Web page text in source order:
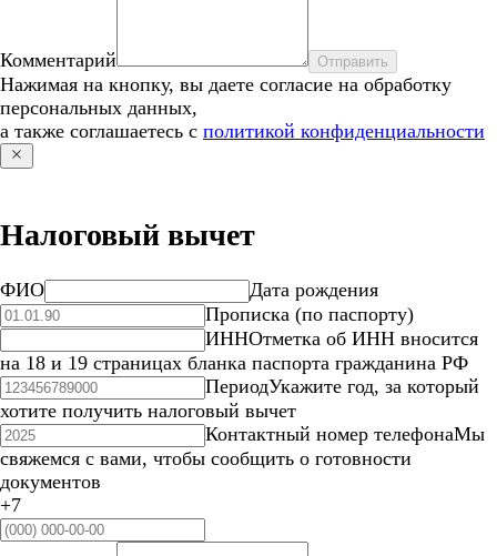
Комментарий Отправить
Нажимая на кнопку, вы даете согласие на обработку
персональных данных,
а также соглашаетесь с политикой конфиденциальности
Налоговый вычет
ФИО
Дата рождения
Прописка (по паспорту)
ИННОтметка об ИНН вносится
на 18 и 19 страницах бланка паспорта гражданина РФ
ПериодУкажите год, за который
хотите получить налоговый вычет
Контактный номер телефонаМы
свяжемся с вами, чтобы сообщить о готовности
документов
+7